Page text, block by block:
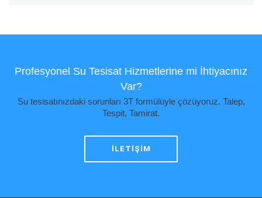
Profesyonel Su Tesisat Hizmetlerine mi İhtiyacınız
Var?
Su tesisatınızdaki sorunları 3T formülüyle çözüyoruz. Talep,
Tespit, Tamirat.
İLETIŞIM